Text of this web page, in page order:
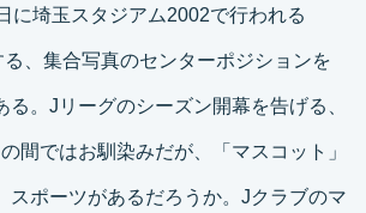
に埼玉スタジアム2002で行われる
、集合写真のセンターポジションを
。Jリーグのシーズン開幕を告げる、
間ではお馴染みだが、「マスコット」
ポーツがあるだろうか。Jクラブのマ